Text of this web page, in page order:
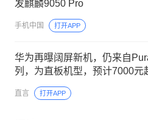
发麒麟9050 Pro
手机中国 打开APP
华为再曝阔屏新机，仍来自
列，为直板机型，预计7000元
直言 打开APP